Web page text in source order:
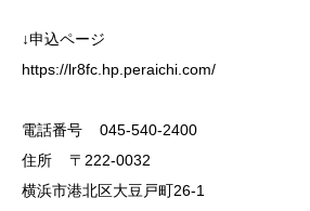
↓申込ページ
https://lr8fc.hp.peraichi.com/
電話番号 045-540-2400
住所 〒222-0032
横浜市港北区大豆戸町26-1